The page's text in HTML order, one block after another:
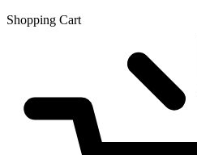
Shopping Cart